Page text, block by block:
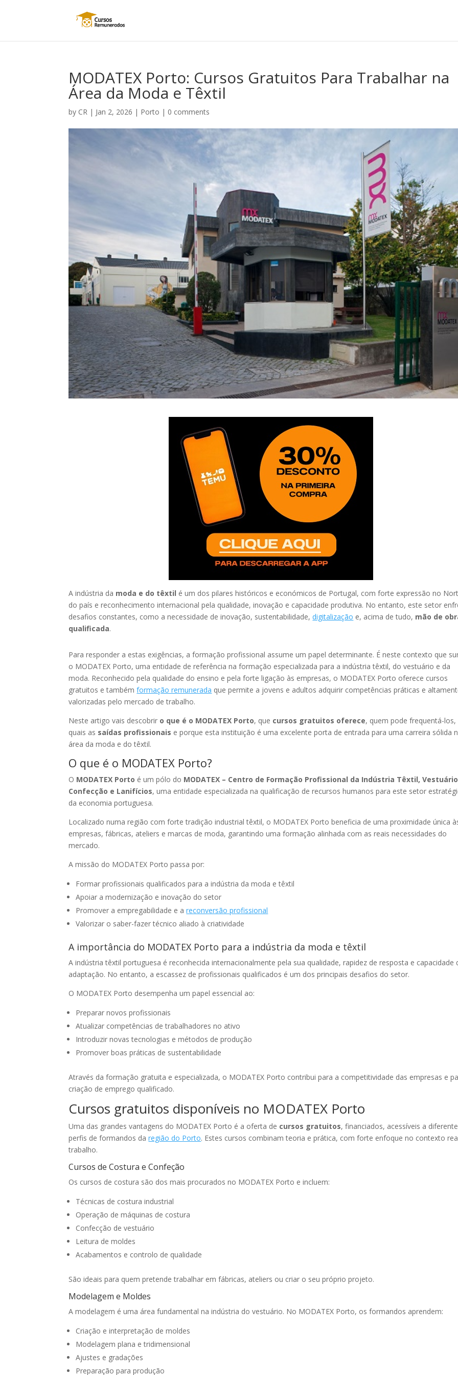
MODATEX Porto: Cursos Gratuitos Para Trabalhar na
Área da Moda e Têxtil
by CR | Jan 2, 2026 | Porto | 0 comments
A indústria da moda e do têxtil é um dos pilares históricos e económicos de Portugal, com forte expressão no
do país e reconhecimento internacional pela qualidade, inovação e capacidade produtiva. No entanto, este setor
desafios constantes, como a necessidade de inovação, sustentabilidade,digitalização e, acima de tudo, mão de
qualificada.
Para responder a estas exigências, a formação profissional assume um papel determinante. É neste contexto que
o MODATEX Porto, uma entidade de referência na formação especializada para a indústria têxtil, do vestuário e da
moda. Reconhecido pela qualidade do ensino e pela forte ligação às empresas, o MODATEX Porto oferece cursos
gratuitos e tambémformação remunerada que permite a jovens e adultos adquirir competências práticas e
valorizadas pelo mercado de trabalho.
Neste artigo vais descobrir o que é o MODATEX Porto, que cursos gratuitos oferece, quem pode frequentá-los,
quais as saídas profissionais e porque esta instituição é uma excelente porta de entrada para uma carreira sólida
área da moda e do têxtil.
O que é o MODATEX Porto?
O MODATEX Porto é um pólo do MODATEX – Centro de Formação Profissional da Indústria Têxtil,
Confecção e Lanifícios, uma entidade especializada na qualificação de recursos humanos para este setor
da economia portuguesa.
Localizado numa região com forte tradição industrial têxtil, o MODATEX Porto beneficia de uma proximidade única
empresas, fábricas, ateliers e marcas de moda, garantindo uma formação alinhada com as reais necessidades do
mercado.
A missão do MODATEX Porto passa por:
Formar profissionais qualificados para a indústria da moda e têxtil
Apoiar a modernização e inovação do setor
Promover a empregabilidade e areconversão profissional
Valorizar o saber-fazer técnico aliado à criatividade
A importância do MODATEX Porto para a indústria da moda e têxtil
A indústria têxtil portuguesa é reconhecida internacionalmente pela sua qualidade, rapidez de resposta e capacidade
adaptação. No entanto, a escassez de profissionais qualificados é um dos principais desafios do setor.
O MODATEX Porto desempenha um papel essencial ao:
Preparar novos profissionais
Atualizar competências de trabalhadores no ativo
Introduzir novas tecnologias e métodos de produção
Promover boas práticas de sustentabilidade
Através da formação gratuita e especializada, o MODATEX Porto contribui para a competitividade das empresas e
criação de emprego qualificado.
Cursos gratuitos disponíveis no MODATEX Porto
Uma das grandes vantagens do MODATEX Porto é a oferta de cursos gratuitos, financiados, acessíveis a
perfis de formandos daregião do Porto. Estes cursos combinam teoria e prática, com forte enfoque no contexto
trabalho.
Cursos de Costura e Confeção
Os cursos de costura são dos mais procurados no MODATEX Porto e incluem:
Técnicas de costura industrial
Operação de máquinas de costura
Confecção de vestuário
Leitura de moldes
Acabamentos e controlo de qualidade
São ideais para quem pretende trabalhar em fábricas, ateliers ou criar o seu próprio projeto.
Modelagem e Moldes
A modelagem é uma área fundamental na indústria do vestuário. No MODATEX Porto, os formandos aprendem:
Criação e interpretação de moldes
Modelagem plana e tridimensional
Ajustes e gradações
Preparação para produção